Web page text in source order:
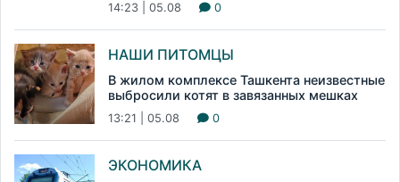
14:23 | 05.08 0
НАШИ ПИТОМЦЫ
В жилом комплексе Ташкента неизвестные
выбросили котят в завязанных мешках
13:21 | 05.08 0
ЭКОНОМИКА